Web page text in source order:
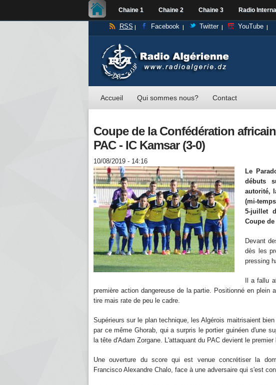
Chaine 1 Chaine 2 Chaine 3 Radio
RSS Facebook Twitter YouTube
Accueil Qui sommes nous? Contact
Coupe de la Confédération
PAC - IC Kamsar (3-0)
10/08/2019 - 14:16
Le
débuts
autorité,
(mi-
5-juillet
Coupe
Devant
dès les
pressing
Il a fallu
première action dangereuse de la partie. Positionné en plein
tire mais rate de peu le cadre.
Supérieurs sur le plan technique, les Algérois maitrisaient
par ce même Ghorab, qui a surpris le portier guinéen d'une
la tête d'Adam Zorgane. L'attaquant du PAC devient le
Une ouverture du score qui est venue concrétiser la
Francisco Alexandre Chalo, face à une adversaire qui s'est